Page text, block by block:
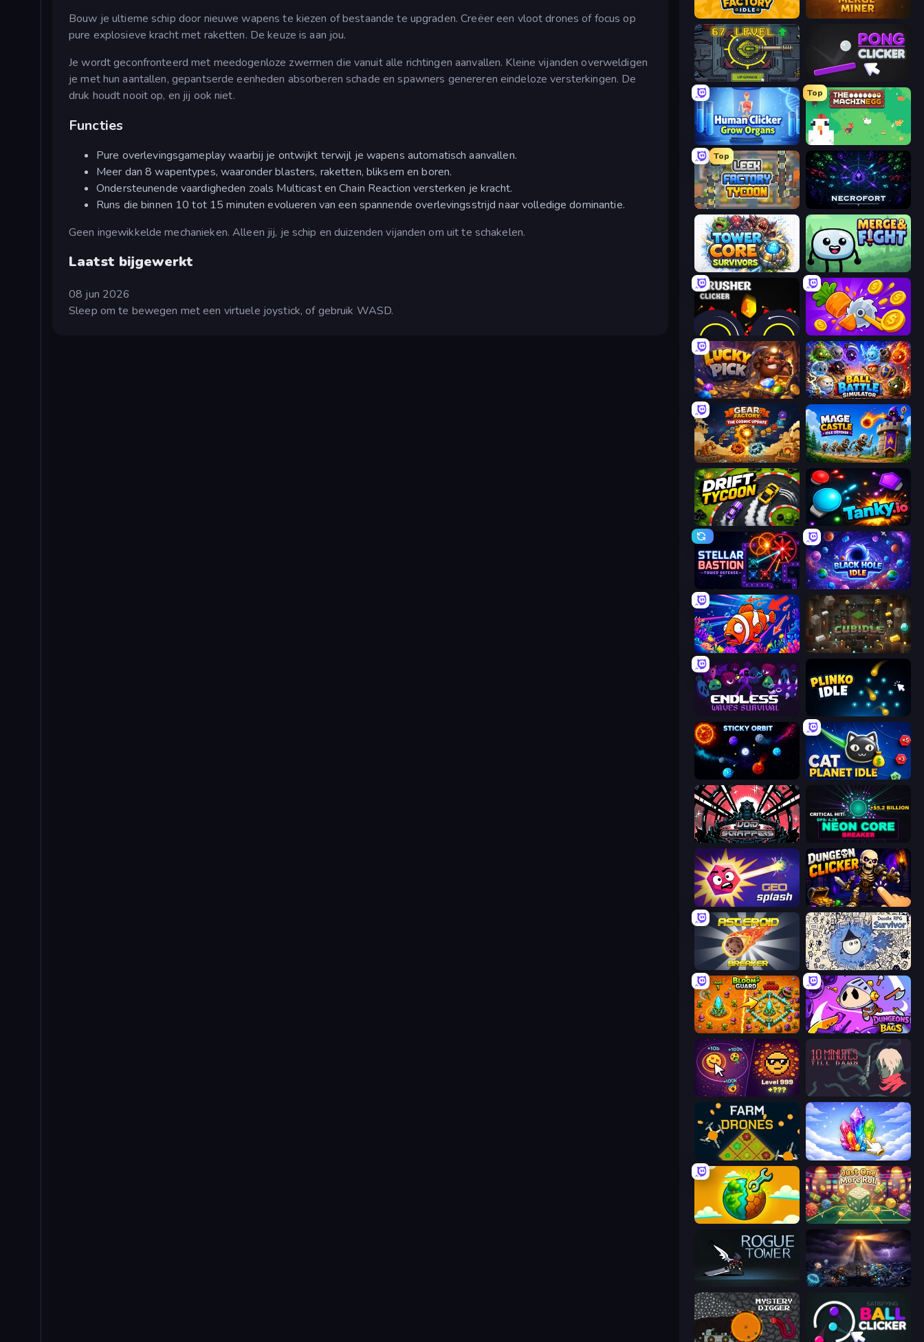
Bouw je ultieme schip door nieuwe wapens te kiezen of bestaande te upgraden. Creëer een vloot drones of focus op
pure explosieve kracht met raketten. De keuze is aan jou.
Je wordt geconfronteerd met meedogenloze zwermen die vanuit alle richtingen aanvallen. Kleine vijanden overweldigen
je met hun aantallen, gepantserde eenheden absorberen schade en spawners genereren eindeloze versterkingen. De
druk houdt nooit op, en jij ook niet.
Functies
Pure overlevingsgameplay waarbij je ontwijkt terwijl je wapens automatisch aanvallen.
Meer dan 8 wapentypes, waaronder blasters, raketten, bliksem en boren.
Ondersteunende vaardigheden zoals Multicast en Chain Reaction versterken je kracht.
Runs die binnen 10 tot 15 minuten evolueren van een spannende overlevingsstrijd naar volledige dominantie.
Geen ingewikkelde mechanieken. Alleen jij, je schip en duizenden vijanden om uit te schakelen.
Laatst bijgewerkt
08 jun 2026
Sleep om te bewegen met een virtuele joystick, of gebruik WASD.
Ragdoll Factory Idle Merge Miner
Tank Evolution Pong Clicker
Human Clicker: Grow Organs
Top
The MachinEGG
Top
Leek Factory Tycoon Necrofort
Tower Core Survivors Merge & Fight
Crusher Clicker Farm Ring Idle
Lucky Pick Ball Battle Simulator
Gear Factory Mage Castle Idle Defense
Drift Tycoon Tanky.io
Stellar Bastion Black Hole Idle
Fish Catch Idle Cubidle
Endless Waves Survival Plinko Idle
Sticky Orbit Cat Planet Idle
Void Scrappers Neon Core Breaker
GEOsplash Dungeon Clicker
Asteroid Breaker Doodle RPG Survivor
BloomGuard Dungeons and Bags
Dominate All Shapes 10 Minutes Till Dawn
Farm Drones Crystalia Idle Clicker
Land Explorers: Merge & Build Just One More Roll
Rogue Tower The Last Lighthouse